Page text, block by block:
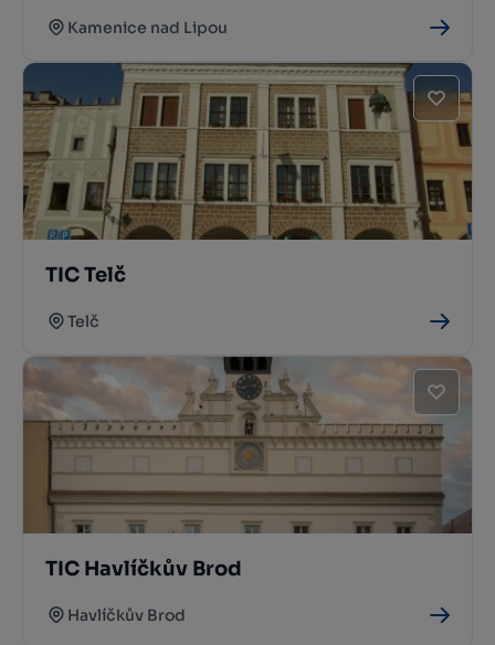
Kamenice nad Lipou
TIC Telč
Telč
TIC Havlíčkův Brod
Havlíčkův Brod